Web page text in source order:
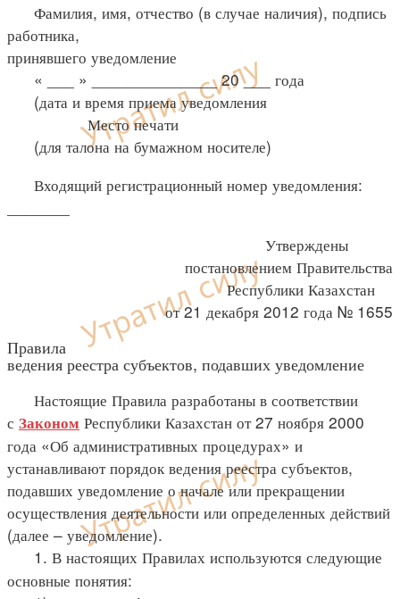
Фамилия, имя, отчество (в случае наличия), подпись
работника,
принявшего уведомление
« ___ » ______________ 20 ___ года
(дата и время приема уведомления
Место печати
(для талона на бумажном носителе)
Входящий регистрационный номер уведомления:
Утверждены
постановлением Правительства
Республики Казахстан
от 21 декабря 2012 года № 1655
Правила
ведения реестра субъектов, подавших уведомление
Настоящие Правила разработаны в соответствии
с Законом Республики Казахстан от 27 ноября 2000
года «Об административных процедурах» и
устанавливают порядок ведения реестра субъектов,
подавших уведомление о начале или прекращении
осуществления деятельности или определенных действий
(далее – уведомление).
1. В настоящих Правилах используются следующие
основные понятия: